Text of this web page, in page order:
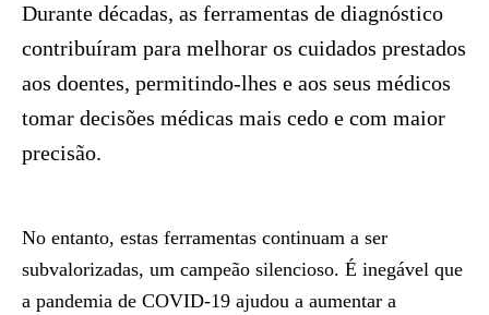
Durante décadas, as ferramentas de diagnóstico
contribuíram para melhorar os cuidados prestados
aos doentes, permitindo-lhes e aos seus médicos
tomar decisões médicas mais cedo e com maior
precisão.
No entanto, estas ferramentas continuam a ser
subvalorizadas, um campeão silencioso. É inegável que
a pandemia de COVID-19 ajudou a aumentar a